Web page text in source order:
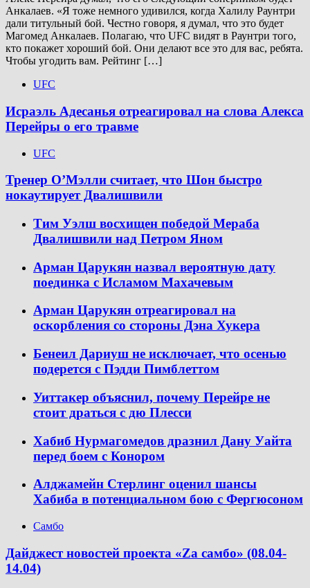
Анкалаев. «Я тоже немного удивился, когда Халилу Раунтри
дали титульный бой. Честно говоря, я думал, что это будет
Магомед Анкалаев. Полагаю, что UFC видят в Раунтри того,
кто покажет хороший бой. Они делают все это для вас, ребята.
Чтобы угодить вам. Рейтинг […]
UFC
Исраэль Адесанья отреагировал на слова Алекса
Перейры о его травме
UFC
Тренер О’Мэлли считает, что Шон быстро
нокаутирует Двалишвили
Тим Уэлш восхищен победой Мераба
Двалишвили над Петром Яном
Арман Царукян назвал вероятную дату
поединка с Исламом Махачевым
Арман Царукян отреагировал на
оскорбления со стороны Дэна Хукера
Бенеил Дариуш не исключает, что осенью
подерется с Пэдди Пимблеттом
Уиттакер объяснил, почему Перейре не
стоит драться с дю Плесси
Хабиб Нурмагомедов дразнил Дану Уайта
перед боем с Конором
Алджамейн Стерлинг оценил шансы
Хабиба в потенциальном бою с Фергюсоном
Самбо
Дайджест новостей проекта «Zа самбо» (08.04-
14.04)